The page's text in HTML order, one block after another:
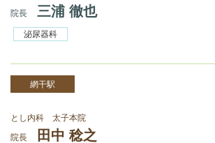
院長
三浦 徹也
泌尿器科
網干駅
とし内科 太子本院
院長
田中 稔之